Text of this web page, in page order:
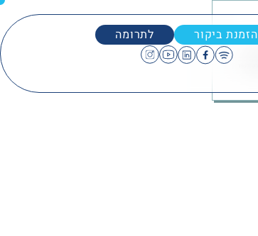
הזמנת ביקור
לתרומה